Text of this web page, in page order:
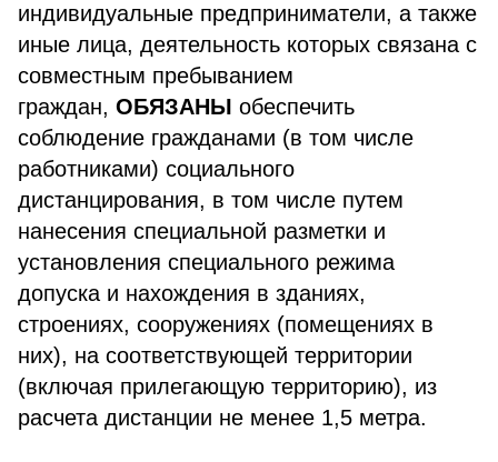
индивидуальные предприниматели, а также
иные лица, деятельность которых связана с
совместным пребыванием
граждан, ОБЯЗАНЫ обеспечить
соблюдение гражданами (в том числе
работниками) социального
дистанцирования, в том числе путем
нанесения специальной разметки и
установления специального режима
допуска и нахождения в зданиях,
строениях, сооружениях (помещениях в
них), на соответствующей территории
(включая прилегающую территорию), из
расчета дистанции не менее 1,5 метра.